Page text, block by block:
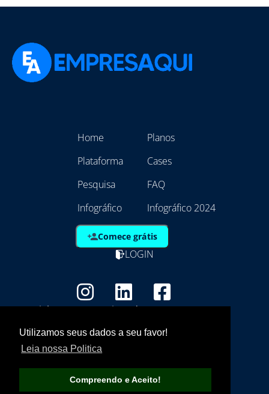
Utilizamos seus dados a seu favor!
Leia nossa Politica
Compreendo e Aceito!
Home
Plataforma
Pesquisa
Infográfico
Planos
Cases
FAQ
Infográfico 2024
Comece grátis
LOGIN
Copyright - Marca Registrada
21.792.257/0001/01